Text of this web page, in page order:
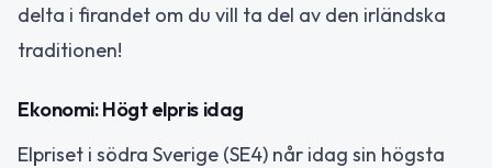
delta i firandet om du vill ta del av den irländska
traditionen!
Ekonomi: Högt elpris idag
Elpriset i södra Sverige (SE4) når idag sin högsta